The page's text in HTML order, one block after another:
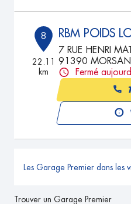
8
22.11
km
RBM POIDS
7 RUE HENRI
91390
Fermé
Les Garage Premier dans les
Trouver un Garage Premier